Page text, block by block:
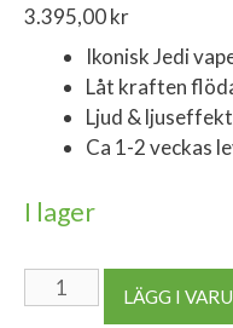
3.395,00kr
Ikonisk Jedi
Låt kraften
Ljud &
Ca 1-2 veckas
I lager
Luke
Skywalker
LÄGG I